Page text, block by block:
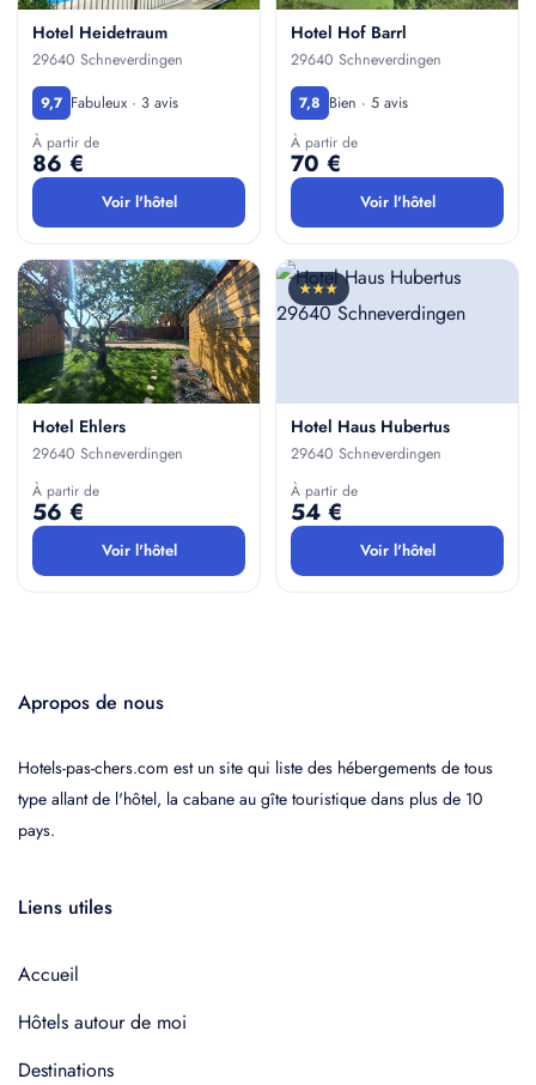
Hotel Heidetraum
29640 Schneverdingen
9,7 Fabuleux · 3 avis
À partir de
86 €
Voir l'hôtel
Hotel Hof Barrl
29640 Schneverdingen
7,8 Bien · 5 avis
À partir de
70 €
Voir l'hôtel
Hotel Ehlers
29640 Schneverdingen
À partir de
56 €
Voir l'hôtel
★★★
Hotel Haus Hubertus
29640 Schneverdingen
À partir de
54 €
Voir l'hôtel
Apropos de nous
Hotels-pas-chers.com est un site qui liste des hébergements de tous
type allant de l'hôtel, la cabane au gîte touristique dans plus de 10
pays.
Liens utiles
Accueil
Hôtels autour de moi
Destinations